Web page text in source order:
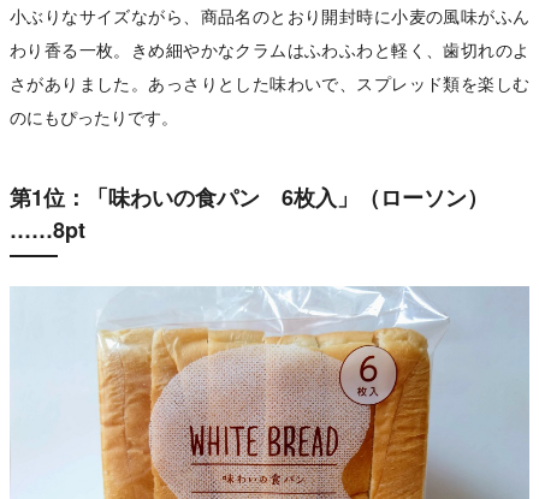
小ぶりなサイズながら、商品名のとおり開封時に小麦の風味がふん
わり香る一枚。きめ細やかなクラムはふわふわと軽く、歯切れのよ
さがありました。あっさりとした味わいで、スプレッド類を楽しむ
のにもぴったりです。
第1位：「味わいの食パン 6枚入」（ローソン）
……8pt